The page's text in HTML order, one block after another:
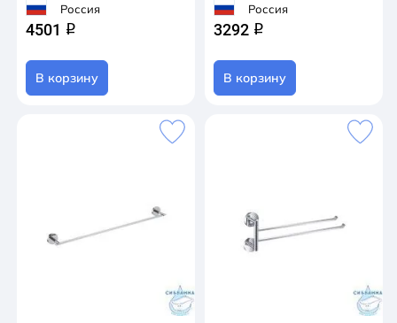
Россия
4501 q
В корзину
Россия
3292 q
В корзину